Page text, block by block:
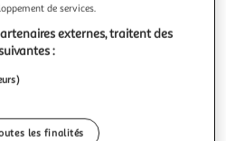
de services.
externes, traitent des
:
les finalités